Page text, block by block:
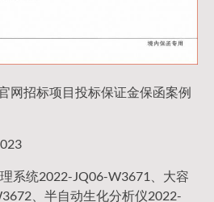
网招标项目投标保证金保函案例
系统2022-JQ06-W3671、大容
、半自动生化分析仪2022-